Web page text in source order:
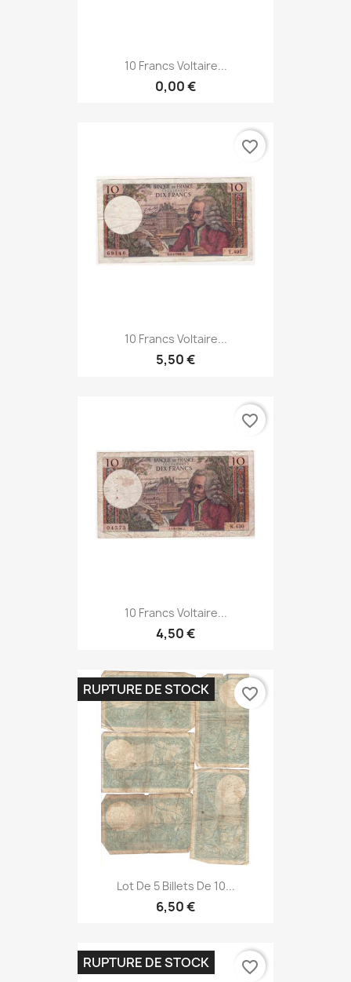
10 Francs Voltaire...
0,00 €
10 Francs Voltaire...
5,50 €
favorite_border
10 Francs Voltaire...
4,50 €
favorite_border
Lot De 5 Billets De 10...
6,50 €
RUPTURE DE STOCK favorite_border
RUPTURE DE STOCK favorite_border